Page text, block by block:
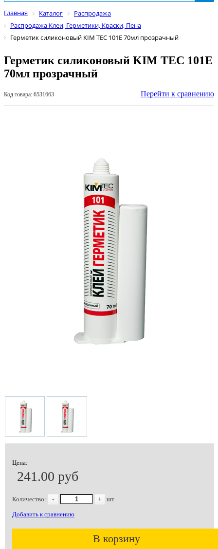
Главная Каталог
Распродажа
Распродажа Клеи, Герметики, Краски, Пена
Герметик силиконовый KIM TEC 101Е 70мл прозрачный
Герметик силиконовый KIM TEC 101Е
70мл прозрачный
Код товара: 6531663 Перейти к сравнению
Цена:
241.00 руб
Количество: - + шт.
Добавить к сравнению
В корзину